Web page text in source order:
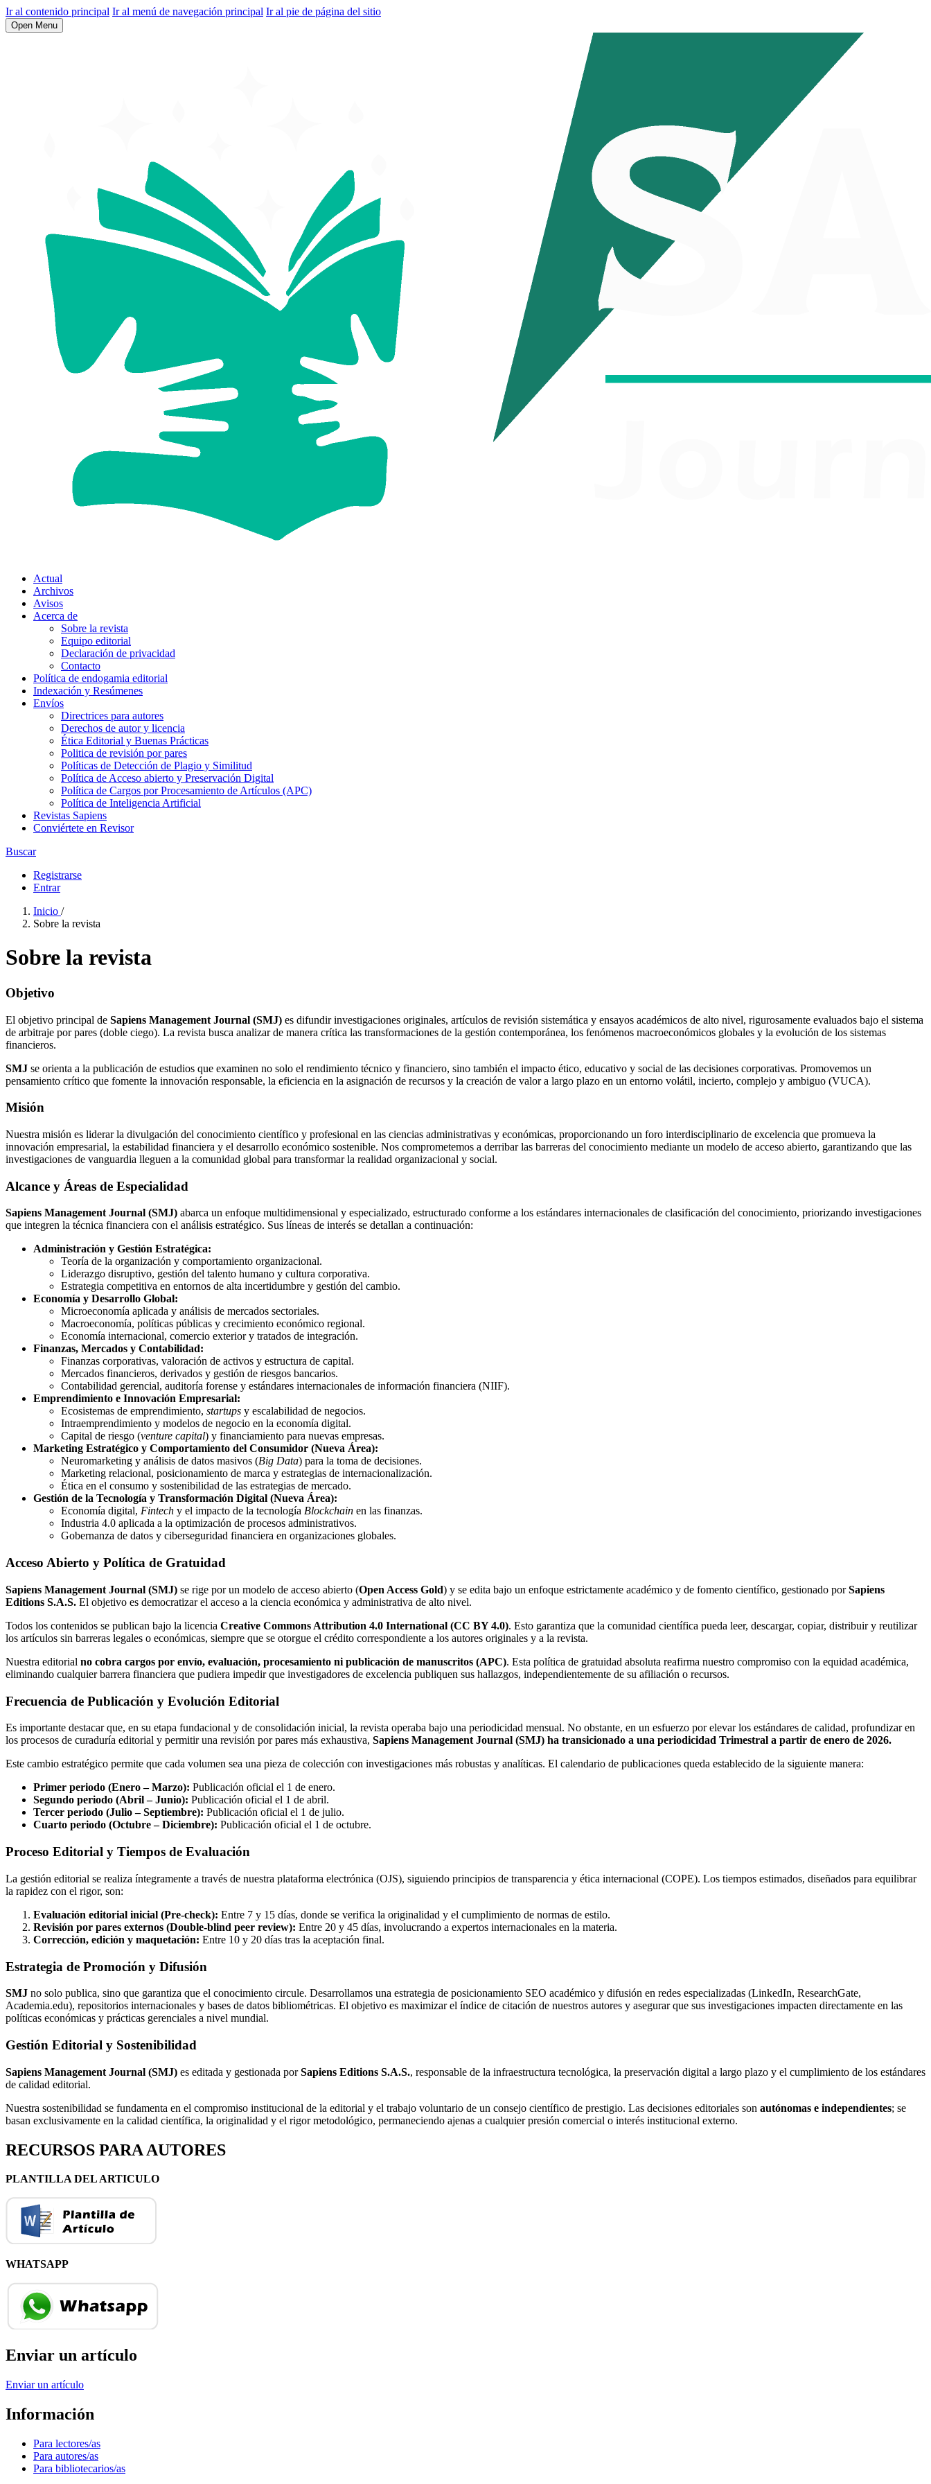
Ir al contenido principal Ir al menú de navegación principal Ir al pie de página del sitio
Open Menu
Actual
Archivos
Avisos
Acerca de
Sobre la revista
Equipo editorial
Declaración de privacidad
Contacto
Política de endogamia editorial
Indexación y Resúmenes
Envíos
Directrices para autores
Derechos de autor y licencia
Ética Editorial y Buenas Prácticas
Politica de revisión por pares
Políticas de Detección de Plagio y Similitud
Política de Acceso abierto y Preservación Digital
Política de Cargos por Procesamiento de Artículos (APC)
Política de Inteligencia Artificial
Revistas Sapiens
Conviértete en Revisor
Buscar
Registrarse
Entrar
Inicio /
Sobre la revista
Sobre la revista
Objetivo
El objetivo principal de Sapiens Management Journal (SMJ) es difundir investigaciones originales, artículos de revisión sistemática y ensayos académicos de alto nivel, rigurosamente evaluados bajo el sistema
de arbitraje por pares (doble ciego). La revista busca analizar de manera crítica las transformaciones de la gestión contemporánea, los fenómenos macroeconómicos globales y la evolución de los sistemas
financieros.
SMJ se orienta a la publicación de estudios que examinen no solo el rendimiento técnico y financiero, sino también el impacto ético, educativo y social de las decisiones corporativas. Promovemos un
pensamiento crítico que fomente la innovación responsable, la eficiencia en la asignación de recursos y la creación de valor a largo plazo en un entorno volátil, incierto, complejo y ambiguo (VUCA).
Misión
Nuestra misión es liderar la divulgación del conocimiento científico y profesional en las ciencias administrativas y económicas, proporcionando un foro interdisciplinario de excelencia que promueva la
innovación empresarial, la estabilidad financiera y el desarrollo económico sostenible. Nos comprometemos a derribar las barreras del conocimiento mediante un modelo de acceso abierto, garantizando que las
investigaciones de vanguardia lleguen a la comunidad global para transformar la realidad organizacional y social.
Alcance y Áreas de Especialidad
Sapiens Management Journal (SMJ) abarca un enfoque multidimensional y especializado, estructurado conforme a los estándares internacionales de clasificación del conocimiento, priorizando investigaciones
que integren la técnica financiera con el análisis estratégico. Sus líneas de interés se detallan a continuación:
Administración y Gestión Estratégica:
Teoría de la organización y comportamiento organizacional.
Liderazgo disruptivo, gestión del talento humano y cultura corporativa.
Estrategia competitiva en entornos de alta incertidumbre y gestión del cambio.
Economía y Desarrollo Global:
Microeconomía aplicada y análisis de mercados sectoriales.
Macroeconomía, políticas públicas y crecimiento económico regional.
Economía internacional, comercio exterior y tratados de integración.
Finanzas, Mercados y Contabilidad:
Finanzas corporativas, valoración de activos y estructura de capital.
Mercados financieros, derivados y gestión de riesgos bancarios.
Contabilidad gerencial, auditoría forense y estándares internacionales de información financiera (NIIF).
Emprendimiento e Innovación Empresarial:
Ecosistemas de emprendimiento, startups y escalabilidad de negocios.
Intraemprendimiento y modelos de negocio en la economía digital.
Capital de riesgo (venture capital) y financiamiento para nuevas empresas.
Marketing Estratégico y Comportamiento del Consumidor (Nueva Área):
Neuromarketing y análisis de datos masivos (Big Data) para la toma de decisiones.
Marketing relacional, posicionamiento de marca y estrategias de internacionalización.
Ética en el consumo y sostenibilidad de las estrategias de mercado.
Gestión de la Tecnología y Transformación Digital (Nueva Área):
Economía digital, Fintech y el impacto de la tecnología Blockchain en las finanzas.
Industria 4.0 aplicada a la optimización de procesos administrativos.
Gobernanza de datos y ciberseguridad financiera en organizaciones globales.
Acceso Abierto y Política de Gratuidad
Sapiens Management Journal (SMJ) se rige por un modelo de acceso abierto (Open Access Gold) y se edita bajo un enfoque estrictamente académico y de fomento científico, gestionado porSapiens
Editions S.A.S. El objetivo es democratizar el acceso a la ciencia económica y administrativa de alto nivel.
Todos los contenidos se publican bajo la licencia Creative Commons Attribution 4.0 International (CC BY 4.0). Esto garantiza que la comunidad científica pueda leer, descargar, copiar, distribuir y reutilizar
los artículos sin barreras legales o económicas, siempre que se otorgue el crédito correspondiente a los autores originales y a la revista.
Nuestra editorial no cobra cargos por envío, evaluación, procesamiento ni publicación de manuscritos (APC). Esta política de gratuidad absoluta reafirma nuestro compromiso con la equidad académica,
eliminando cualquier barrera financiera que pudiera impedir que investigadores de excelencia publiquen sus hallazgos, independientemente de su afiliación o recursos.
Frecuencia de Publicación y Evolución Editorial
Es importante destacar que, en su etapa fundacional y de consolidación inicial, la revista operaba bajo una periodicidad mensual. No obstante, en un esfuerzo por elevar los estándares de calidad, profundizar en
los procesos de curaduría editorial y permitir una revisión por pares más exhaustiva, Sapiens Management Journal (SMJ) ha transicionado a una periodicidad Trimestral a partir de enero de 2026.
Este cambio estratégico permite que cada volumen sea una pieza de colección con investigaciones más robustas y analíticas. El calendario de publicaciones queda establecido de la siguiente manera:
Primer periodo (Enero – Marzo): Publicación oficial el 1 de enero.
Segundo periodo (Abril – Junio): Publicación oficial el 1 de abril.
Tercer periodo (Julio – Septiembre): Publicación oficial el 1 de julio.
Cuarto periodo (Octubre – Diciembre): Publicación oficial el 1 de octubre.
Proceso Editorial y Tiempos de Evaluación
La gestión editorial se realiza íntegramente a través de nuestra plataforma electrónica (OJS), siguiendo principios de transparencia y ética internacional (COPE). Los tiempos estimados, diseñados para equilibrar
la rapidez con el rigor, son:
Evaluación editorial inicial (Pre-check): Entre 7 y 15 días, donde se verifica la originalidad y el cumplimiento de normas de estilo.
Revisión por pares externos (Double-blind peer review): Entre 20 y 45 días, involucrando a expertos internacionales en la materia.
Corrección, edición y maquetación: Entre 10 y 20 días tras la aceptación final.
Estrategia de Promoción y Difusión
SMJ no solo publica, sino que garantiza que el conocimiento circule. Desarrollamos una estrategia de posicionamiento SEO académico y difusión en redes especializadas (LinkedIn, ResearchGate,
Academia.edu), repositorios internacionales y bases de datos bibliométricas. El objetivo es maximizar el índice de citación de nuestros autores y asegurar que sus investigaciones impacten directamente en las
políticas económicas y prácticas gerenciales a nivel mundial.
Gestión Editorial y Sostenibilidad
Sapiens Management Journal (SMJ) es editada y gestionada porSapiens Editions S.A.S., responsable de la infraestructura tecnológica, la preservación digital a largo plazo y el cumplimiento de los estándares
de calidad editorial.
Nuestra sostenibilidad se fundamenta en el compromiso institucional de la editorial y el trabajo voluntario de un consejo científico de prestigio. Las decisiones editoriales son autónomas e independientes; se
basan exclusivamente en la calidad científica, la originalidad y el rigor metodológico, permaneciendo ajenas a cualquier presión comercial o interés institucional externo.
RECURSOS PARA AUTORES
PLANTILLA DEL ARTICULO
WHATSAPP
Enviar un artículo
Enviar un artículo
Información
Para lectores/as
Para autores/as
Para bibliotecarios/as